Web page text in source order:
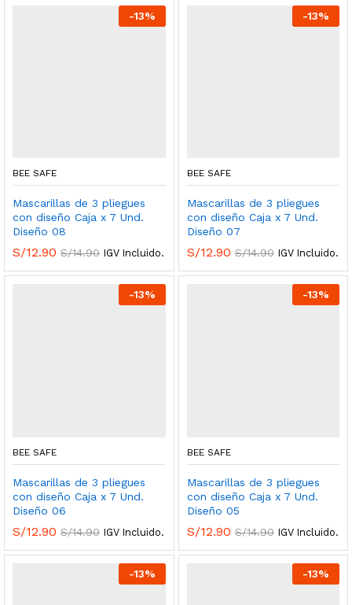
-13%
BEE SAFE
Mascarillas de 3 pliegues
con diseño Caja x 7 Und.
Diseño 08
S/12.90 S/14.90 IGV Incluido.
-13%
BEE SAFE
Mascarillas de 3 pliegues
con diseño Caja x 7 Und.
Diseño 07
S/12.90 S/14.90 IGV Incluido.
-13%
BEE SAFE
Mascarillas de 3 pliegues
con diseño Caja x 7 Und.
Diseño 06
S/12.90 S/14.90 IGV Incluido.
-13%
BEE SAFE
Mascarillas de 3 pliegues
con diseño Caja x 7 Und.
Diseño 05
S/12.90 S/14.90 IGV Incluido.
-13% -13%